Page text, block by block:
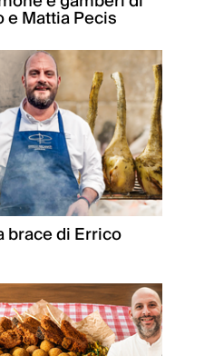
e Mattia Pecis
brace di Errico